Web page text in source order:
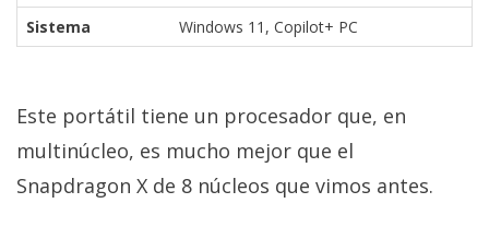
Sistema
Windows 11, Copilot+ PC
Este portátil tiene un procesador que, en
multinúcleo, es mucho mejor que el
Snapdragon X de 8 núcleos que vimos antes.